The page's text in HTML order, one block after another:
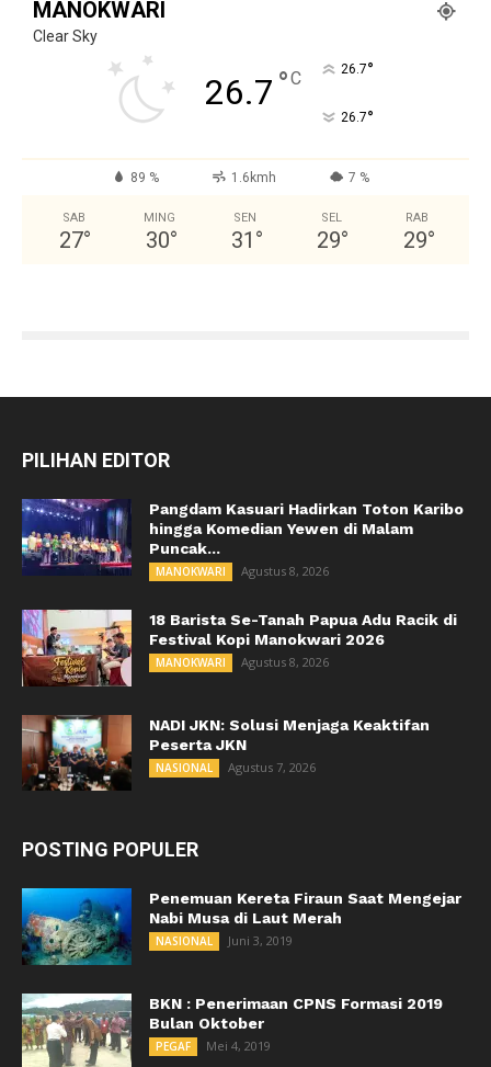
MANOKWARI
Clear Sky
26.7 °C 26.7°
26.7°
89 % 1.6kmh 7 %
SAB
27°
MING
30°
SEN
31 °
SEL
29°
RAB
29°
PILIHAN EDITOR
Pangdam Kasuari Hadirkan Toton Karibo
hingga Komedian Yewen di Malam
Puncak...
MANOKWARI Agustus 8, 2026
18 Barista Se-Tanah Papua Adu Racik di
Festival Kopi Manokwari 2026
MANOKWARI Agustus 8, 2026
NADI JKN: Solusi Menjaga Keaktifan
Peserta JKN
NASIONAL Agustus 7, 2026
POSTING POPULER
Penemuan Kereta Firaun Saat Mengejar
Nabi Musa di Laut Merah
NASIONAL Juni 3, 2019
BKN : Penerimaan CPNS Formasi 2019
Bulan Oktober
PEGAF Mei 4, 2019